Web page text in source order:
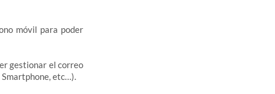
móvil para poder
gestionar el correo
etc…).